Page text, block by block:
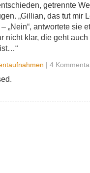
getrennte
„Gillian, das tut mir
„Nein“, antwortete sie
nicht klar, die geht
| 4